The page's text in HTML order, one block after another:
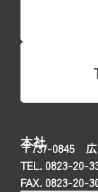
本社
〒737-0845
TEL. 0823-20-
FAX. 0823-20-